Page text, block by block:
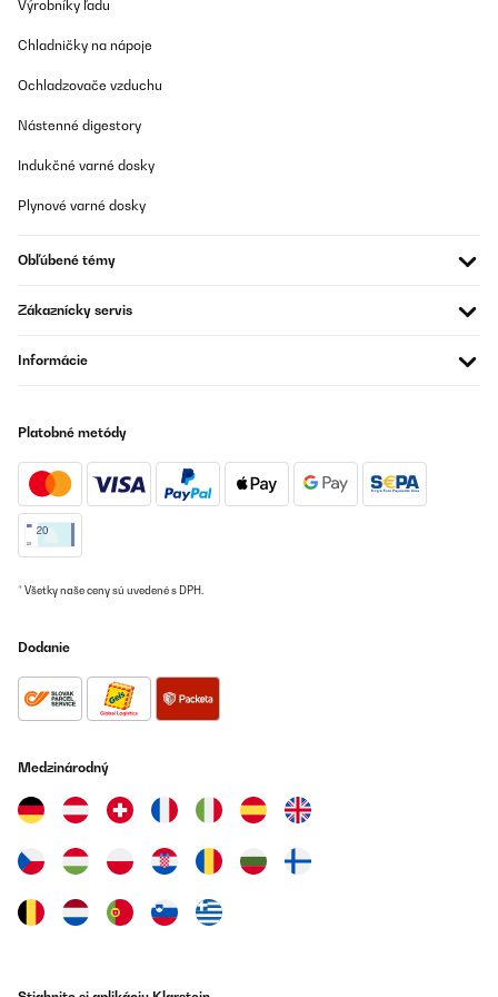
Es ist eine hervorragende Eismaschine, mit den richtigen
Preložiť
Ich schreibe nicht so häufig Rezessionen, aber hier ist es mir die
Mühe wert. Ich habe bereits eine Eismaschine von springlane und
durchaus mit höherpreisigen Maschinen vergleichbar. Was mir
herausgenommen werden kann und man nicht mittig im
Stange hängen bleibt. Generell macht die Maschine genau was
Mischung bei 1,5 Liter Füllmenge knapp 45 Minuten. Das
rührwerk friert irgendwann bei der Eismasse fest und dreht sich
nicht mehr, aber dies war bei jeder der anderen Eismaschinen
genauso und ist einfach bauartbedingt. Generell kann ich die
Excellent
Amazon user
Preložiť
Buen producto con materiales de calidad. de acero inoxidable, La
Výrobníky ľadu
Chladničky na nápoje
Ochladzovače vzduchu
Nástenné digestory
Indukčné varné dosky
Plynové varné dosky
Obľúbené témy
Zákaznícky servis
Informácie
Platobné metódy
* Všetky naše ceny sú uvedené s DPH.
Dodanie
Medzinárodný